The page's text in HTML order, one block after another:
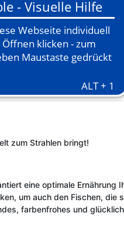
gewünschte Variation aus.
zum Strahlen bringt!
eine optimale Ernährung
um auch den Fischen, die
farbenfrohes und